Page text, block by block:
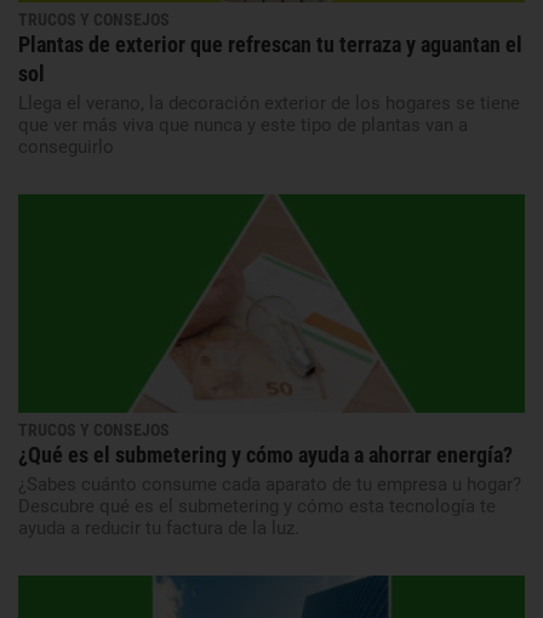
TRUCOS Y CONSEJOS
Plantas de exterior que refrescan tu terraza y aguantan el
sol
Llega el verano, la decoración exterior de los hogares se tiene
que ver más viva que nunca y este tipo de plantas van a
conseguirlo
TRUCOS Y CONSEJOS
¿Qué es el submetering y cómo ayuda a ahorrar energía?
¿Sabes cuánto consume cada aparato de tu empresa u hogar?
Descubre qué es el submetering y cómo esta tecnología te
ayuda a reducir tu factura de la luz.